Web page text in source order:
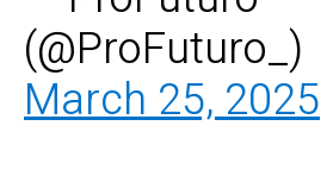
(@ProFuturo_)
March 25, 2025